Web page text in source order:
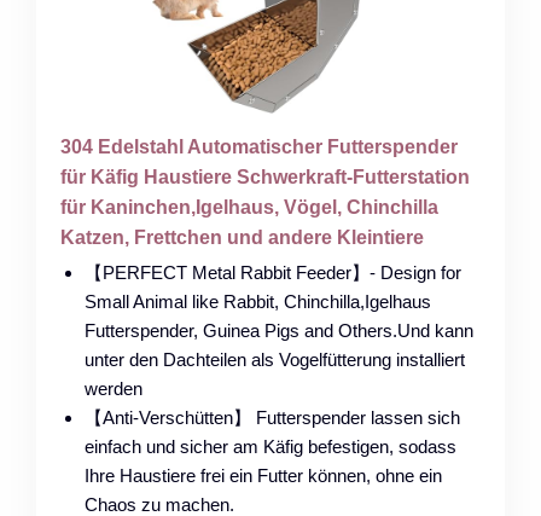
304 Edelstahl Automatischer Futterspender
für Käfig Haustiere Schwerkraft-Futterstation
für Kaninchen,Igelhaus, Vögel, Chinchilla
Katzen, Frettchen und andere Kleintiere
【PERFECT Metal Rabbit Feeder】- Design for
Small Animal like Rabbit, Chinchilla,Igelhaus
Futterspender, Guinea Pigs and Others.Und kann
unter den Dachteilen als Vogelfütterung installiert
werden
【Anti-Verschütten】 Futterspender lassen sich
einfach und sicher am Käfig befestigen, sodass
Ihre Haustiere frei ein Futter können, ohne ein
Chaos zu machen.